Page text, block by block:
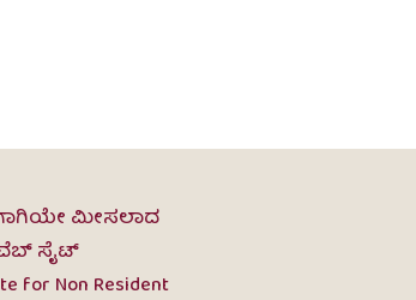
ಮೀಸಲಾದ
ಸೈಟ್
for Non Resident